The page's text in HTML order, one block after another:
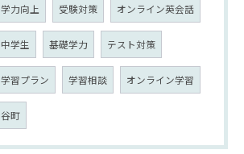
学力向上 受験対策 オンライン英会話
中学生 基礎学力 テスト対策
学習プラン 学習相談 オンライン学習
谷町